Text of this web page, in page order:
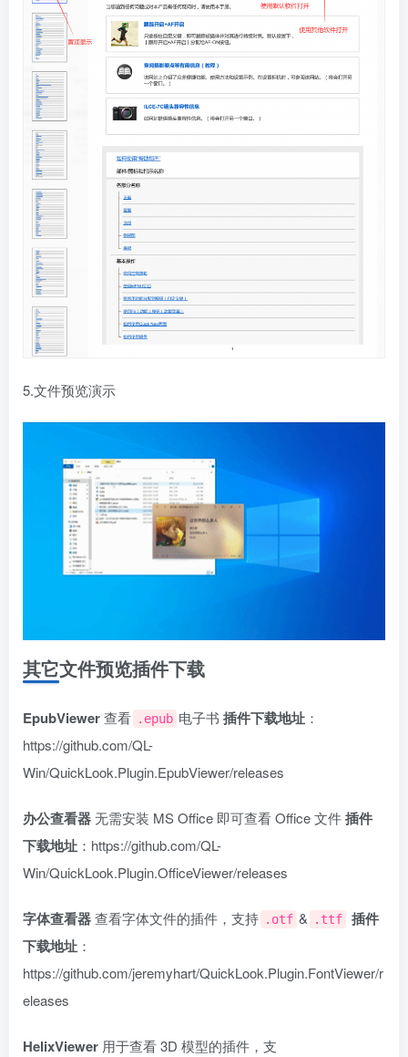
5.文件预览演示
其它文件预览插件下载
EpubViewer查看 .epub 电子书 插件下载地址 ：
https://github.com/QL-
Win/QuickLook.Plugin.EpubViewer/releases
办公查看器无需安装 MS Office 即可查看 Office 文件插件
下载地址 ：https://github.com/QL-
Win/QuickLook.Plugin.OfficeViewer/releases
字体查看器查看字体文件的插件，支持 .otf & .ttf
插件
下载地址 ：
https://github.com/jeremyhart/QuickLook.Plugin.FontViewer/r
eleases
HelixViewer 用于查看 3D 模型的插件，支